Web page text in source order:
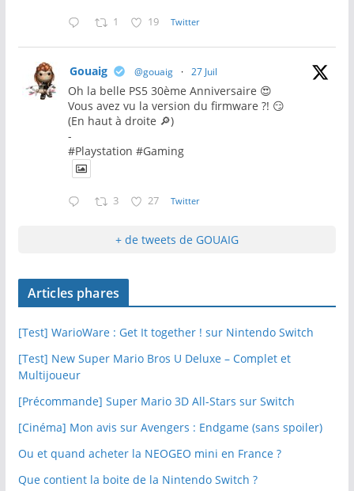
1 19 Twitter
Gouaig @gouaig · 27 Juil
Oh la belle PS5 30ème Anniversaire 😍
Vous avez vu la version du firmware ?! 😏
(En haut à droite 🔎)
-
#Playstation #Gaming
3 27 Twitter
+ de tweets de GOUAIG
Articles phares
[Test] WarioWare : Get It together ! sur Nintendo Switch
[Test] New Super Mario Bros U Deluxe – Complet et
Multijoueur
[Précommande] Super Mario 3D All-Stars sur Switch
[Cinéma] Mon avis sur Avengers : Endgame (sans spoiler)
Ou et quand acheter la NEOGEO mini en France ?
Que contient la boite de la Nintendo Switch ?